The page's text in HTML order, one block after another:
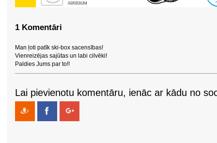
1 Komentāri
Man ļoti patīk ski-box sacensības!
Vienreizējas sajūtas un labi cilvēki!
Paldies Jums par to!!
Lai pievienotu komentāru, ienāc ar kādu no